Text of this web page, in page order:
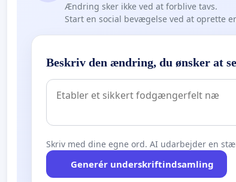
Ændring sker ikke ved at forblive tavs.
Start en social bevægelse ved at oprette
Beskriv den ændring, du ønsker at se
Skriv med dine egne ord. AI udarbejder en
Generér underskriftindsamling